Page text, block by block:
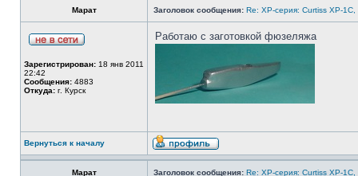
Марат Заголовок сообщения: Re: ХP-серия: Curtiss XP-
Зарегистрирован: 18 янв 2011
22:42
Сообщения: 4883
Откуда: г. Курск
Работаю с заготовкой фюзеляжа
Вернуться к началу
Марат Заголовок сообщения: Re: ХP-серия: Curtiss XP-